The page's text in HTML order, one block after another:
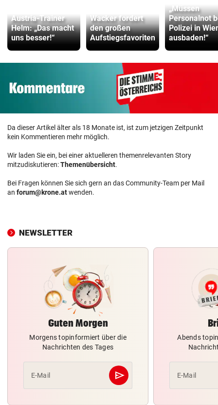
Austria-Trainer
Helm: „Das macht
uns besser!“
Wacker fordert
den großen
Aufstiegsfavoriten
„Müssen
Personalnot
Polizei in
ausbaden!“
Da dieser Artikel älter als 18 Monate ist, ist zum jetzigen Zeitpunkt
kein Kommentieren mehr möglich.
Wir laden Sie ein, bei einer aktuelleren themenrelevanten Story
mitzudiskutieren:Themenübersicht.
Bei Fragen können Sie sich gern an das Community-Team per Mail
an forum@krone.atwenden.
NEWSLETTER
Guten Morgen
Morgens topinformiert über die
Nachrichten des Tages
E-Mail send
Abschicken
Abends
E-Mail